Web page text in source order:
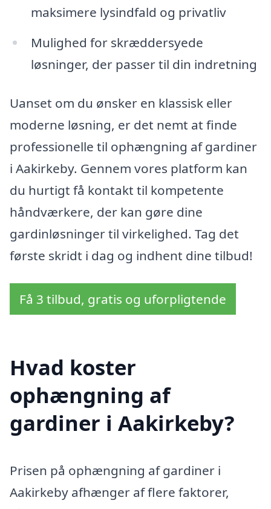
maksimere lysindfald og privatliv
Mulighed for skræddersyede
løsninger, der passer til din indretning
Uanset om du ønsker en klassisk eller
moderne løsning, er det nemt at finde
professionelle til ophængning af gardiner
i Aakirkeby. Gennem vores platform kan
du hurtigt få kontakt til kompetente
håndværkere, der kan gøre dine
gardinløsninger til virkelighed. Tag det
første skridt i dag og indhent dine tilbud!
Få 3 tilbud, gratis og uforpligtende
Hvad koster
ophængning af
gardiner i Aakirkeby?
Prisen på ophængning af gardiner i
Aakirkeby afhænger af flere faktorer,